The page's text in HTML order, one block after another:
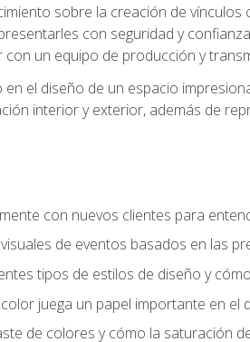
sobre la creación de
con seguridad y
un equipo de producción y
el diseño de un espacio
interior y exterior, además de
con nuevos clientes para
de eventos basados en las
tipos de estilos de diseño y
juega un papel importante en el
de colores y cómo la saturación